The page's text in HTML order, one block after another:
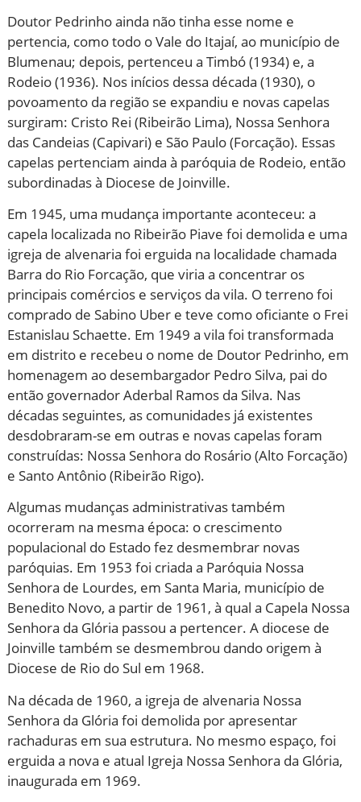
Doutor Pedrinho ainda não tinha esse nome e
pertencia, como todo o Vale do Itajaí, ao município de
Blumenau; depois, pertenceu a Timbó (1934) e, a
Rodeio (1936). Nos inícios dessa década (1930), o
povoamento da região se expandiu e novas capelas
surgiram: Cristo Rei (Ribeirão Lima), Nossa Senhora
das Candeias (Capivari) e São Paulo (Forcação). Essas
capelas pertenciam ainda à paróquia de Rodeio, então
subordinadas à Diocese de Joinville.
Em 1945, uma mudança importante aconteceu: a
capela localizada no Ribeirão Piave foi demolida e uma
igreja de alvenaria foi erguida na localidade chamada
Barra do Rio Forcação, que viria a concentrar os
principais comércios e serviços da vila. O terreno foi
comprado de Sabino Uber e teve como oficiante o Frei
Estanislau Schaette. Em 1949 a vila foi transformada
em distrito e recebeu o nome de Doutor Pedrinho, em
homenagem ao desembargador Pedro Silva, pai do
então governador Aderbal Ramos da Silva. Nas
décadas seguintes, as comunidades já existentes
desdobraram-se em outras e novas capelas foram
construídas: Nossa Senhora do Rosário (Alto Forcação)
e Santo Antônio (Ribeirão Rigo).
Algumas mudanças administrativas também
ocorreram na mesma época: o crescimento
populacional do Estado fez desmembrar novas
paróquias. Em 1953 foi criada a Paróquia Nossa
Senhora de Lourdes, em Santa Maria, município de
Benedito Novo, a partir de 1961, à qual a Capela Nossa
Senhora da Glória passou a pertencer. A diocese de
Joinville também se desmembrou dando origem à
Diocese de Rio do Sul em 1968.
Na década de 1960, a igreja de alvenaria Nossa
Senhora da Glória foi demolida por apresentar
rachaduras em sua estrutura. No mesmo espaço, foi
erguida a nova e atual Igreja Nossa Senhora da Glória,
inaugurada em 1969.